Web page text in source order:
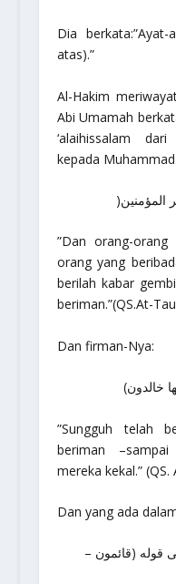
Dia berkata:
atas).”
Al-Hakim
Abi Umamah
‘alaihissalam dari
kepada Muhammad
المؤمنين(
”Dan orang-
orang yang
berilah kabar
beriman.”(QS.At-
Dan firman-Nya:
خالدون)
”Sungguh telah
beriman
mereka kekal.”(QS.
Dan yang ada
قوله (قائمون –